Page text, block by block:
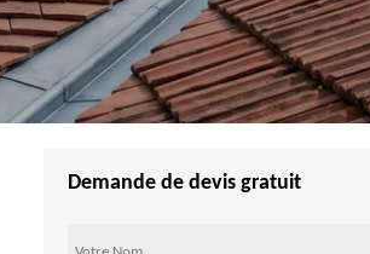
Demande de devis gratuit